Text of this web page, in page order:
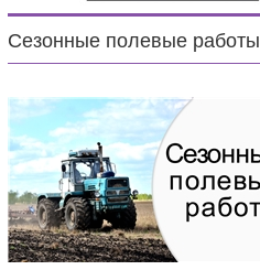
Сезонные полевые работы